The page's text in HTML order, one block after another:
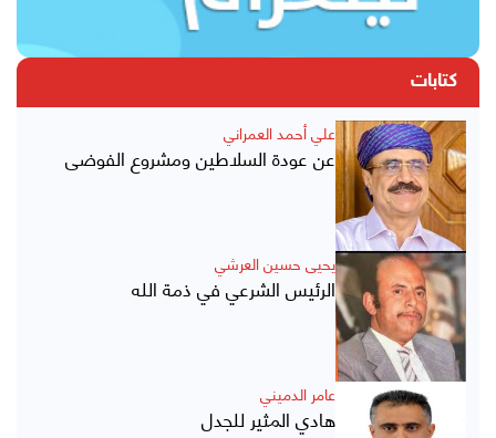
كتابات
علي أحمد العمراني
عن عودة السلاطين ومشروع الفوضى
يحيى حسين العرشي
الرئيس الشرعي في ذمة الله
عامر الدميني
هادي المثير للجدل